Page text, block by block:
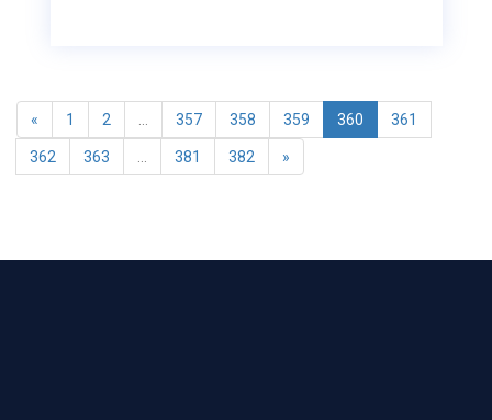
« 1 2 357 358 359 360 361
362 363 381 382 »